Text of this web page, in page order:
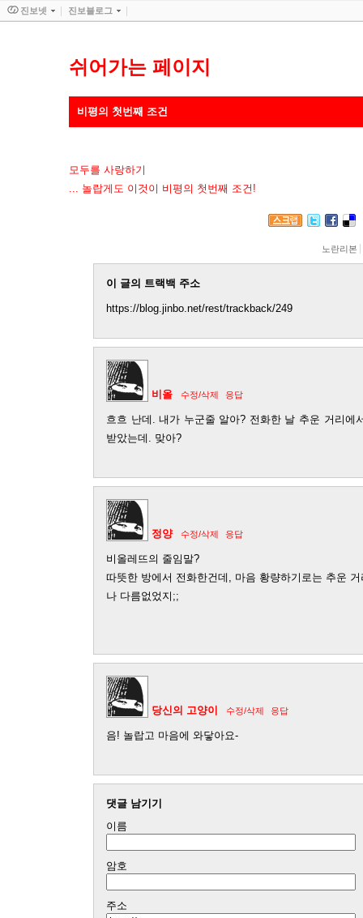
쉬어가는 페이지
비평의 첫번째 조건
모두를 사랑하기
... 놀랍게도 이것이 비평의 첫번째 조건!
노란리본
이 글의 트랙백 주소
https://blog.jinbo.net/rest/trackback/249
비올 수정/삭제 응답
흐흐 난데. 내가 누군줄 알아? 전화한 날 추운 거리에
받았는데. 맞아?
정양 수정/삭제 응답
비올레뜨의 줄임말?
따뜻한 방에서 전화한건데, 마음 황량하기로는 추운
나 다름없었지;;
당신의 고양이 수정/삭제 응답
음! 놀랍고 마음에 와닿아요-
댓글 남기기
이름
암호
주소
진보넷 진보블로그